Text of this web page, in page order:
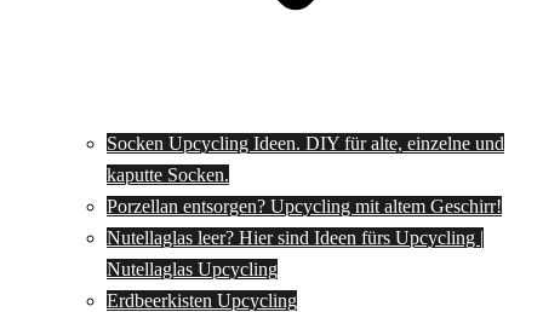
Socken Upcycling Ideen. DIY für alte, einzelne und
kaputte Socken.
Porzellan entsorgen? Upcycling mit altem Geschirr!
Nutellaglas leer? Hier sind Ideen fürs Upcycling |
Nutellaglas Upcycling
Erdbeerkisten Upcycling